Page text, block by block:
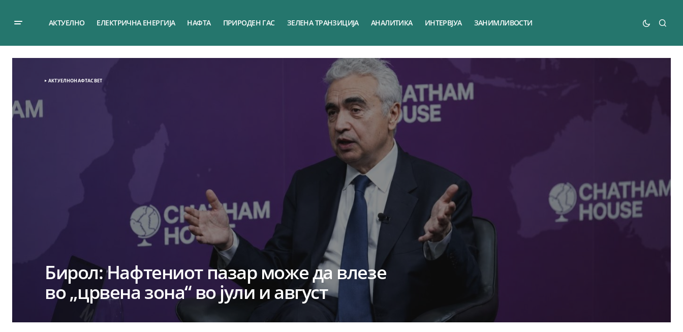
АКТУЕЛНО ЕЛЕКТРИЧНА ЕНЕРГИЈА НАФТА ПРИРОДЕН ГАС ЗЕЛЕНА ТРАНЗИЦИЈА АНАЛИТИКА ИНТЕРВЈУА ЗАНИМЛИВОСТИ
АКТУЕЛНОНАФТАСВЕТ
Бирол: Нафтениот пазар може да влезе
во „црвена зона“ во јули и август